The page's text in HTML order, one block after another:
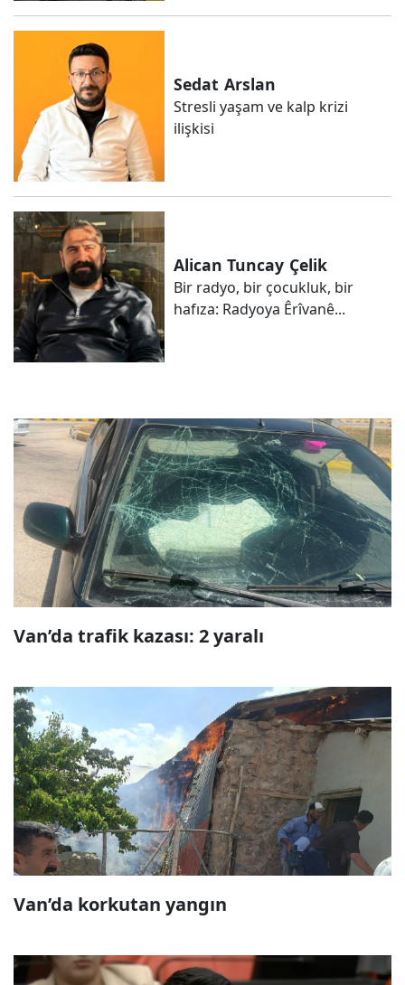
Sedat Arslan
Stresli yaşam ve kalp krizi
ilişkisi
Alican Tuncay Çelik
Bir radyo, bir çocukluk, bir
hafıza: Radyoya Êrîvanê...
Van’da trafik kazası: 2 yaralı
Van’da korkutan yangın